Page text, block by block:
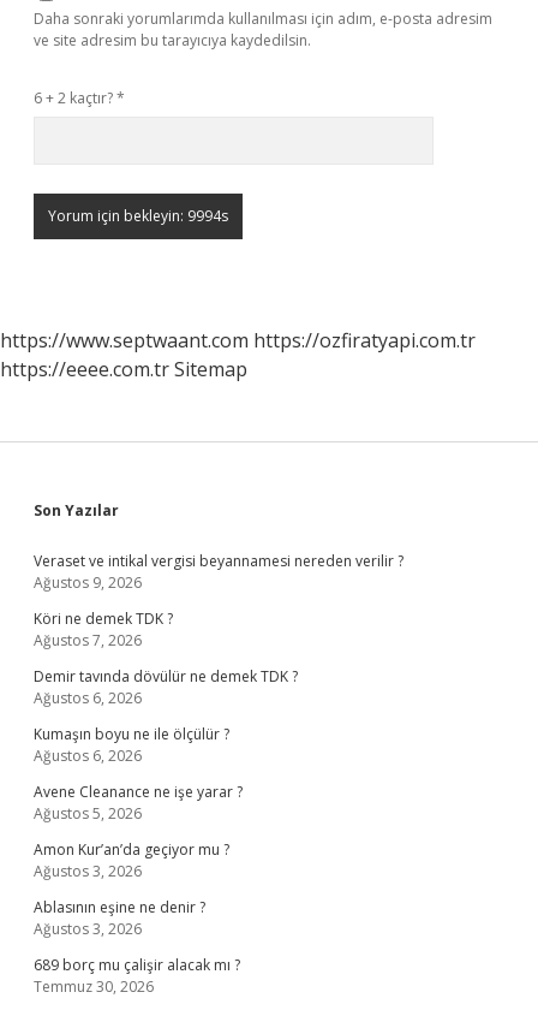
Daha sonraki yorumlarımda kullanılması için adım, e-posta adresim
ve site adresim bu tarayıcıya kaydedilsin.
6 + 2 kaçtır?*
https://www.septwaant.com https://ozfiratyapi.com.tr
https://eeee.com.trSitemap
Sidebar
Son Yazılar
Veraset ve intikal vergisi beyannamesi nereden verilir ?
Ağustos 9, 2026
Köri ne demek TDK ?
Ağustos 7, 2026
Demir tavında dövülür ne demek TDK ?
Ağustos 6, 2026
Kumaşın boyu ne ile ölçülür ?
Ağustos 6, 2026
Avene Cleanance ne işe yarar ?
Ağustos 5, 2026
Amon Kur’an’da geçiyor mu ?
Ağustos 3, 2026
Ablasının eşine ne denir ?
Ağustos 3, 2026
689 borç mu çalişir alacak mı ?
Temmuz 30, 2026